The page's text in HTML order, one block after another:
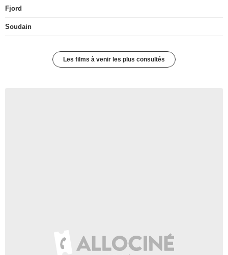
Fjord
Soudain
Les films à venir les plus consultés